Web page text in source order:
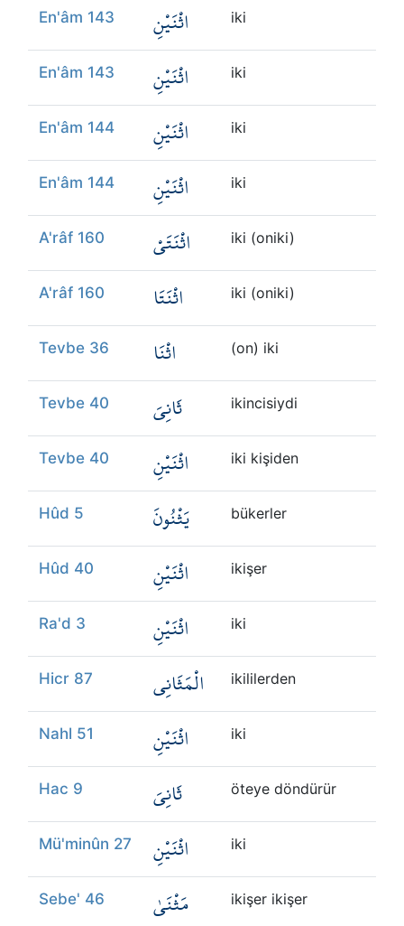
En'âm 143 اثْنَيْنِ iki
En'âm 143 اثْنَيْنِ iki
En'âm 144 اثْنَيْنِ iki
En'âm 144 اثْنَيْنِ iki
A'râf 160 اثْنَتَيْ iki (oniki)
A'râf 160 اثْنَتَا iki (oniki)
Tevbe 36 اثْنَا (on) iki
Tevbe 40 ثَانِيَ ikincisiydi
Tevbe 40 اثْنَيْنِ iki kişiden
Hûd 5 يَثْنُونَ bükerler
Hûd 40 اثْنَيْنِ ikişer
Ra'd 3 اثْنَيْنِ iki
Hicr 87 الْمَثَانِي ikililerden
Nahl 51 اثْنَيْنِ iki
Hac 9 ثَانِيَ öteye döndürür
Mü'minûn 27 اثْنَيْنِ iki
Sebe' 46 مَثْنَىٰ ikişer ikişer